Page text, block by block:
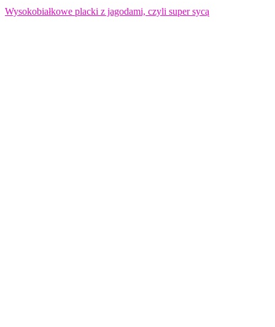
Wysokobiałkowe placki z jagodami, czyli super sycą